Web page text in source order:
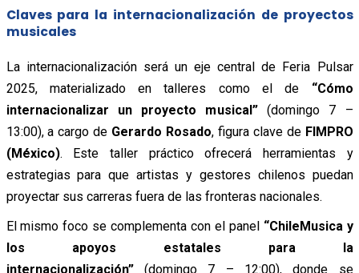
Claves para la internacionalización de proyectos
musicales
La internacionalización será un eje central de Feria Pulsar
2025, materializado en talleres como el de “Cómo
internacionalizar un proyecto musical” (domingo 7 –
13:00), a cargo de Gerardo Rosado, figura clave de FIMPRO
(México). Este taller práctico ofrecerá herramientas y
estrategias para que artistas y gestores chilenos puedan
proyectar sus carreras fuera de las fronteras nacionales.
El mismo foco se complementa con el panel “ChileMusica y
los apoyos estatales para la
internacionalización” (domingo 7 – 12:00), donde se